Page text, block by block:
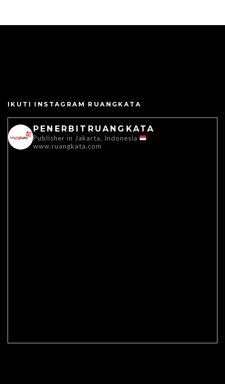
IKUTI INSTAGRAM RUANGKATA
PENERBITRUANGKATA
Publisher in Jakarta, Indonesia
www.ruangkata.com